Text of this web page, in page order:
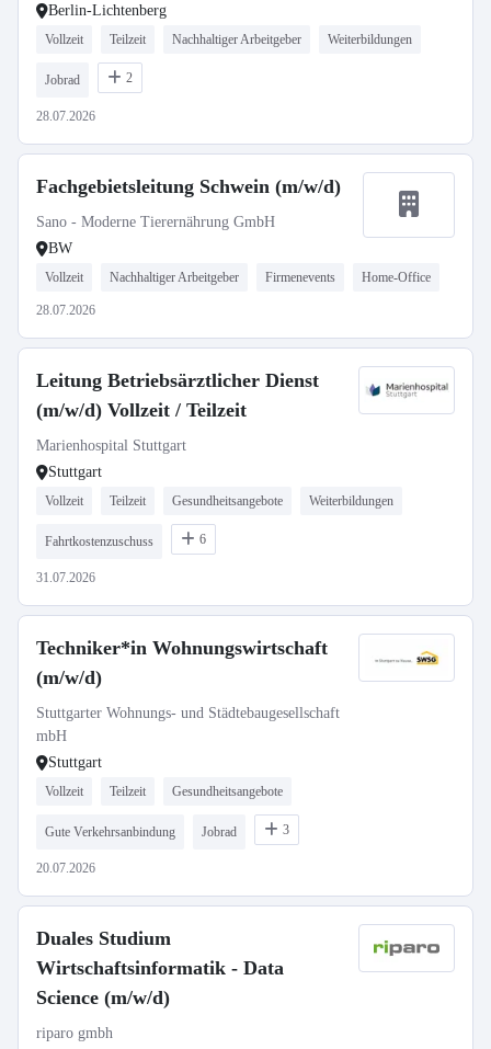
Berlin-Lichtenberg
Vollzeit Teilzeit Nachhaltiger Arbeitgeber Weiterbildungen
Jobrad 2
28.07.2026
Fachgebietsleitung Schwein (m/w/d)
Sano - Moderne Tierernährung GmbH
BW
Vollzeit Nachhaltiger Arbeitgeber Firmenevents Home-Office
28.07.2026
Leitung Betriebsärztlicher Dienst
(m/w/d) Vollzeit / Teilzeit
Marienhospital Stuttgart
Stuttgart
Vollzeit Teilzeit Gesundheitsangebote Weiterbildungen
Fahrtkostenzuschuss 6
31.07.2026
Techniker*in Wohnungswirtschaft
(m/w/d)
Stuttgarter Wohnungs- und Städtebaugesellschaft
mbH
Stuttgart
Vollzeit Teilzeit Gesundheitsangebote
Gute Verkehrsanbindung Jobrad 3
20.07.2026
Duales Studium
Wirtschaftsinformatik - Data
Science (m/w/d)
riparo gmbh